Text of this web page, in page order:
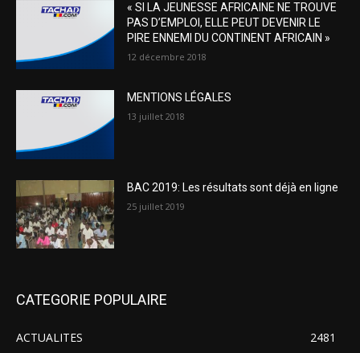
« SI LA JEUNESSE AFRICAINE NE TROUVE
PAS D’EMPLOI, ELLE PEUT DEVENIR LE
PIRE ENNEMI DU CONTINENT AFRICAIN »
12 décembre 2018
MENTIONS LÉGALES
13 juillet 2018
BAC 2019: Les résultats sont déjà en ligne
25 juillet 2019
CATEGORIE POPULAIRE
ACTUALITES
2481